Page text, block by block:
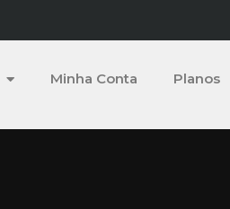
Minha Conta Planos